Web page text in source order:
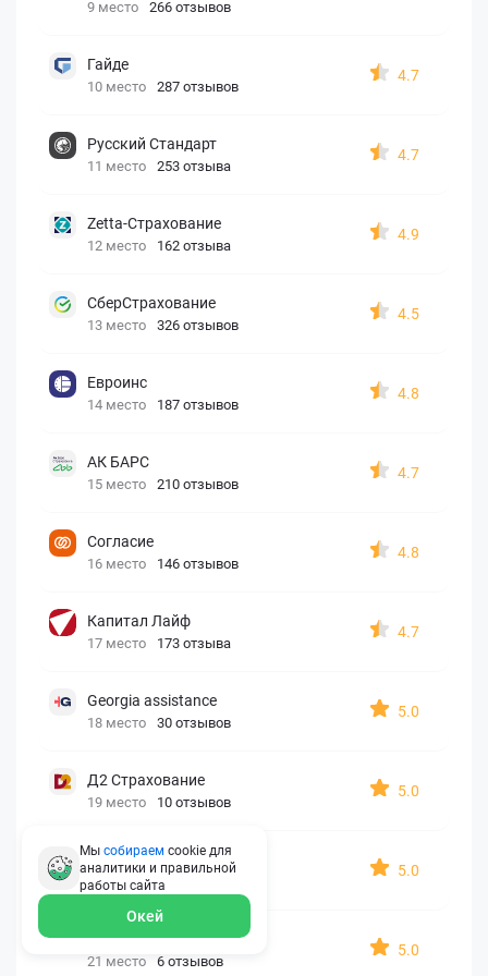
9 место 266 отзывов
Гайде
10 место 287 отзывов
4.7
Русский Стандарт
11 место 253 отзыва
4.7
Zetta-Страхование
12 место 162 отзыва
4.9
СберСтрахование
13 место 326 отзывов
4.5
Евроинс
14 место 187 отзывов
4.8
АК БАРС
15 место 210 отзывов
4.7
Согласие
16 место 146 отзывов
4.8
Капитал Лайф
17 место 173 отзыва
4.7
Georgia assistance
18 место 30 отзывов
5.0
Д2 Страхование
19 место 10 отзывов
5.0
АйАйСи
20 место 7 отзывов
5.0
OxySport
21 место 6 отзывов
5.0
Мы собираем cookie для
аналитики и правильной
работы сайта
Окей